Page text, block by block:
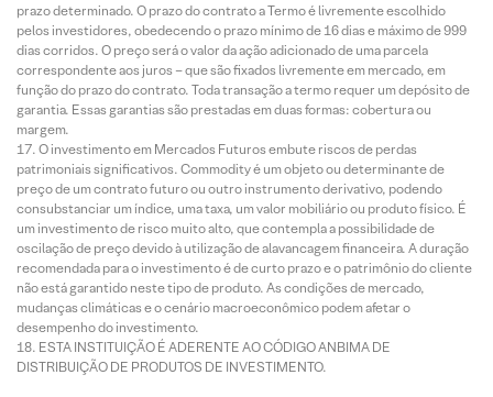
prazo determinado. O prazo do contrato a Termo é livremente escolhido
pelos investidores, obedecendo o prazo mínimo de 16 dias e máximo de 999
dias corridos. O preço será o valor da ação adicionado de uma parcela
correspondente aos juros – que são fixados livremente em mercado, em
função do prazo do contrato. Toda transação a termo requer um depósito de
garantia. Essas garantias são prestadas em duas formas: cobertura ou
margem.
O investimento em Mercados Futuros embute riscos de perdas
patrimoniais significativos. Commodity é um objeto ou determinante de
preço de um contrato futuro ou outro instrumento derivativo, podendo
consubstanciar um índice, uma taxa, um valor mobiliário ou produto físico. É
um investimento de risco muito alto, que contempla a possibilidade de
oscilação de preço devido à utilização de alavancagem financeira. A duração
recomendada para o investimento é de curto prazo e o patrimônio do cliente
não está garantido neste tipo de produto. As condições de mercado,
mudanças climáticas e o cenário macroeconômico podem afetar o
desempenho do investimento.
ESTA INSTITUIÇÃO É ADERENTE AO CÓDIGO ANBIMA DE
DISTRIBUIÇÃO DE PRODUTOS DE INVESTIMENTO.